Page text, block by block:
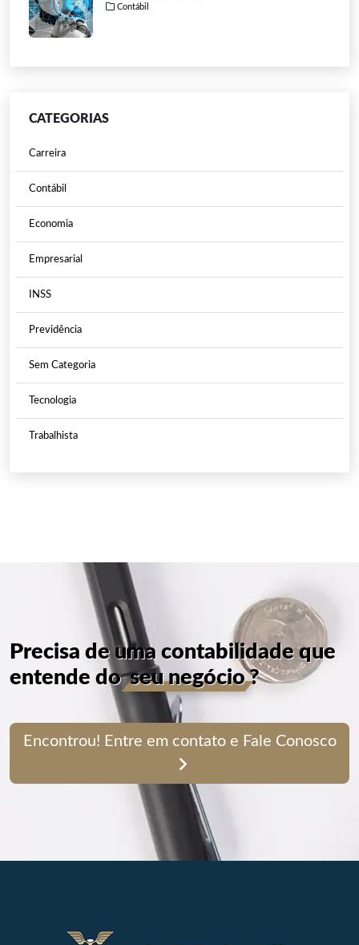
Contábil
CATEGORIAS
Carreira
Contábil
Economia
Empresarial
INSS
Previdência
Sem Categoria
Tecnologia
Trabalhista
Precisa de uma contabilidade que
entende doseu negócio?
Encontrou! Entre em contato e Fale Conosco